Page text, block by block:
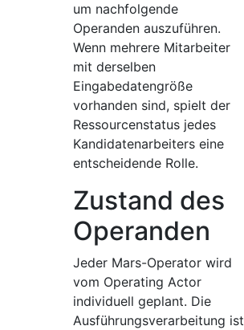
um nachfolgende
Operanden auszuführen.
Wenn mehrere Mitarbeiter
mit derselben
Eingabedatengröße
vorhanden sind, spielt der
Ressourcenstatus jedes
Kandidatenarbeiters eine
entscheidende Rolle.
Zustand des
Operanden
Jeder Mars-Operator wird
vom Operating Actor
individuell geplant. Die
Ausführungsverarbeitung ist